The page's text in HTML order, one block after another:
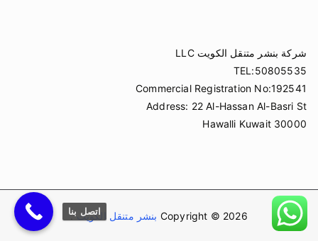
شركة بنشر متنقل الكويت LLC
TEL:50805535
Commercial Registration No:192541
Address: 22 Al-Hassan Al-Basri St
Hawalli Kuwait 30000
Copyright © 2026 بنشر متنقل الكويت.
اتصل بنا